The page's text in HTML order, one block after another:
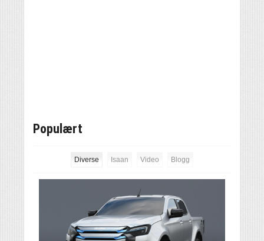
Populært
Diverse Isaan Video Blogg